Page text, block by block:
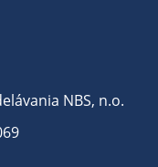
NBS, n.o.